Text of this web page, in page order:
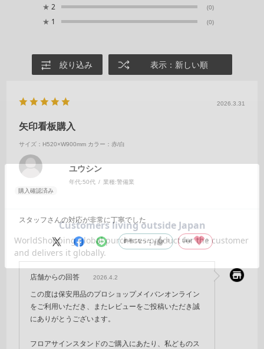
★ 2 (0)
★ 1 (0)
絞り込み 表示：新しい順
2026.3.31
矢印看板購入
サイズ：H520×W900mm カラー：赤/白
ユウシン
年代:50代 業種:警備業
スタッフさんの対応が非常に丁寧でした
参考になった 0 Like! 0
店舗からの回答 2026.4.2
この度は保安用品のプロショップメイバンオンライン
をご利用いただき、またレビューをご投稿いただき誠
にありがとうございます。
フロアサインスタンドのご購入にあたり、私どものス